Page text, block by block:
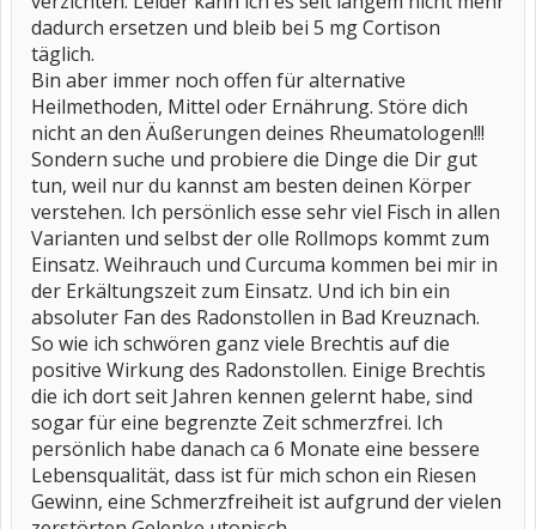
dadurch ersetzen und bleib bei 5 mg Cortison
täglich.
Bin aber immer noch offen für alternative
Heilmethoden, Mittel oder Ernährung. Störe dich
nicht an den Äußerungen deines Rheumatologen!!!
Sondern suche und probiere die Dinge die Dir gut
tun, weil nur du kannst am besten deinen Körper
verstehen. Ich persönlich esse sehr viel Fisch in allen
Varianten und selbst der olle Rollmops kommt zum
Einsatz. Weihrauch und Curcuma kommen bei mir in
der Erkältungszeit zum Einsatz. Und ich bin ein
absoluter Fan des Radonstollen in Bad Kreuznach.
So wie ich schwören ganz viele Brechtis auf die
positive Wirkung des Radonstollen. Einige Brechtis
die ich dort seit Jahren kennen gelernt habe, sind
sogar für eine begrenzte Zeit schmerzfrei. Ich
persönlich habe danach ca 6 Monate eine bessere
Lebensqualität, dass ist für mich schon ein Riesen
Gewinn, eine Schmerzfreiheit ist aufgrund der vielen